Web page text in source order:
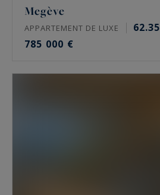
Megève
APPARTEMENT DE LUXE 62.35
785 000 €